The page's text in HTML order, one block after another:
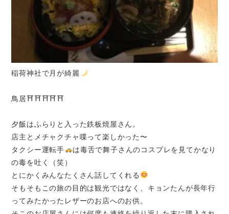
稲荷神社で月が綺麗
鳥居⛩⛩⛩⛩⛩
夕飯はふらりと入った鉄板焼屋さん。
店主とメチャクチャ喋って楽しかった〜
タクシー運転手
は毒舌で舞子さんのコスプレを見てかなり
の毒を吐く（笑）
とにかくみんなたくさん話してくれる
そもそもこの旅の目的は観光ではなく、キョンたんが長年行
ってみたかったレザーのお店へのお供。